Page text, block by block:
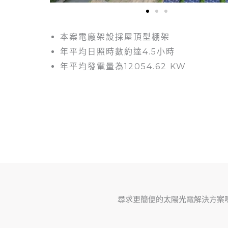
本案電廠架設採屋頂型棚架
年平均日照時數約達4.5小時
年平均發電量為12054.62 KW
尋求更簡便的太陽光電解決方